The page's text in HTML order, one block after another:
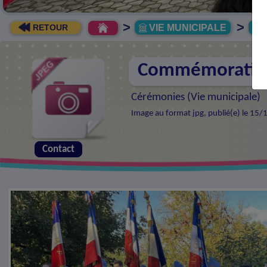
RETOUR > VIE MUNICIPALE >
Cérémonies (Vie municipale)
Image au format jpg, publié(e) le
Contact